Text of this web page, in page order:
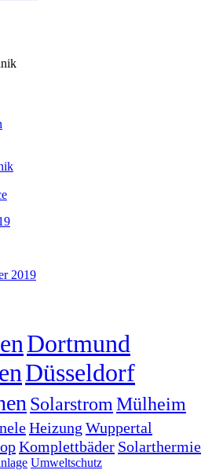
Dortmund
Düsseldorf
Solarstrom Mülheim
Heizung Wuppertal
Komplettbäder Solarthermie
Umweltschutz